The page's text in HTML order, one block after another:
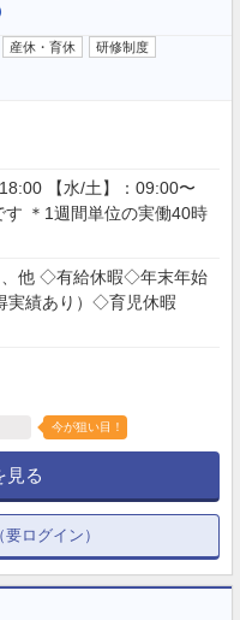
産休・育休
研修制度
【水/土】：09:00〜
＊1週間単位の実働40時
、他 ◇有給休暇◇年末年始
実績あり）◇育児休暇
今が狙い目！
見る
ログイン）